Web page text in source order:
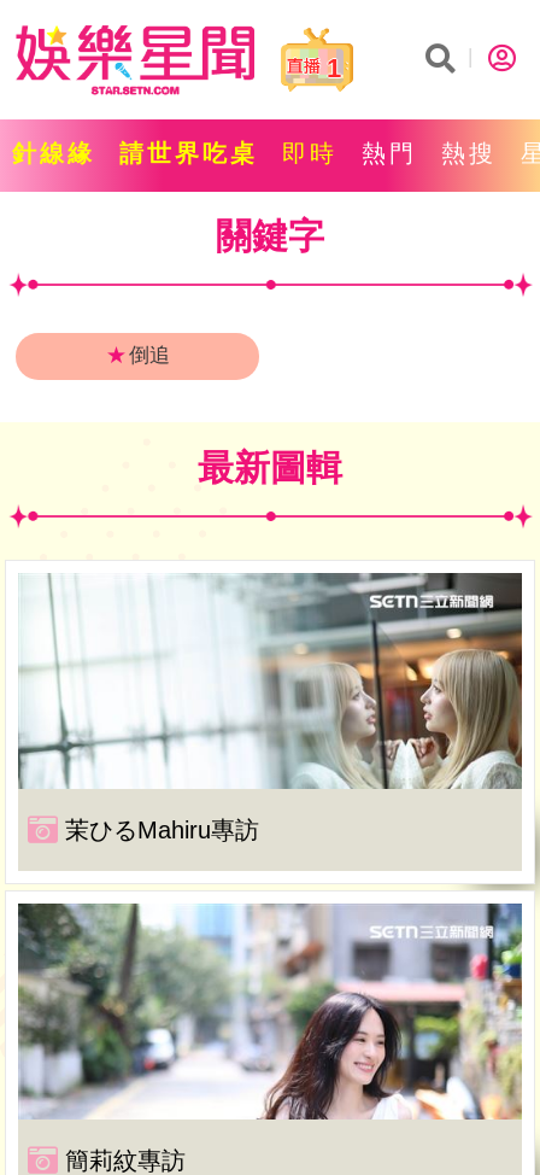
1
針線緣 請世界吃桌 即時 熱門 熱搜
關鍵字
★倒追
最新圖輯
茉ひるMahiru專訪
簡莉紋專訪